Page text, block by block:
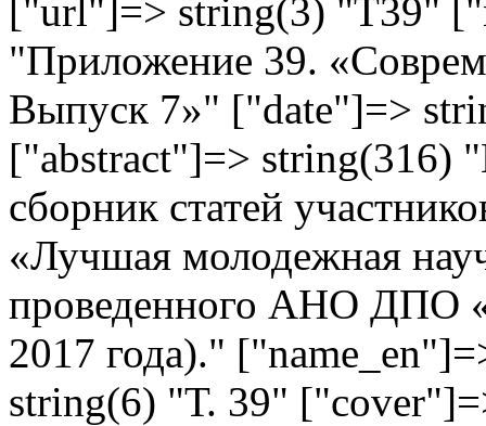
["url"]=> string(3) "T39"
"Приложение 39.
Выпуск 7»" ["date"]=>
["abstract"]=> string(316)
сборник статей
«Лучшая молодежная
проведенного АНО ДПО
2017 года)."
string(6) "Т. 39"